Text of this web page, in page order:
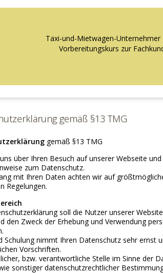
Taxi-und-Mietwagen-Unternehmer
Vorbereitungskurs zur
gemäß §13 TMG
gemäß §13 TMG
über Ihren Besuch auf unserer Webseite
zum Datenschutz.
mit Ihren Daten achten wir auf
Regelungen.
soll die Nutzer unserer
den Zweck der Erhebung und Verwendung
Schulung nimmt Ihren Datenschutz sehr ernst
Vorschriften.
bzw. verantwortliche Stelle im Sinne der
sonstiger datenschutzrechtlicher